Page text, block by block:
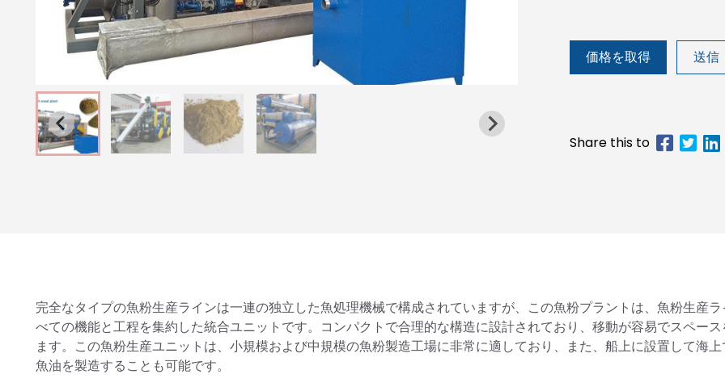
価格を取得 送
完全なタイプの魚粉生産ラインは一連の独立した魚処理機械で構成されていますが、この魚粉プラントは、魚粉生産
べての機能と工程を集約した統合ユニットです。コンパクトで合理的な構造に設計されており、移動が容易でスペー
ます。この魚粉生産ユニットは、小規模および中規模の魚粉製造工場に非常に適しており、また、船上に設置して海
魚油を製造することも可能です。